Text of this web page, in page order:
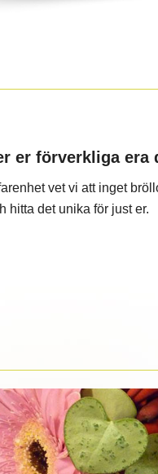
er förverkliga era
vet vi att inget
hitta det unika för just er.